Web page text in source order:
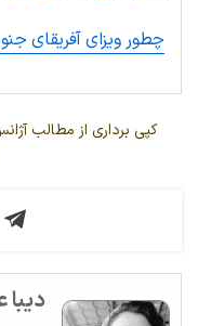
چطور ویزای آفریقای
کپی برداری از مطالب